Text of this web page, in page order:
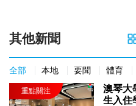
其他新聞
全部 本地 要聞 體育
澳琴大
生入住